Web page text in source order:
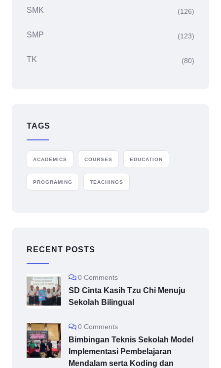
SMK (126)
SMP (123)
TK (80)
TAGS
ACADEMICS COURSES EDUCATION
PROGRAMING TEACHINGS
RECENT POSTS
0 Comments
SD Cinta Kasih Tzu Chi Menuju
Sekolah Bilingual
0 Comments
Bimbingan Teknis Sekolah Model
Implementasi Pembelajaran
Mendalam serta Koding dan